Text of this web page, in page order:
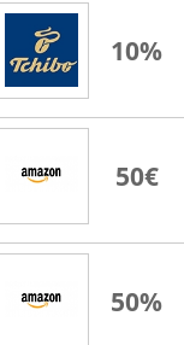
10%
50€
50%